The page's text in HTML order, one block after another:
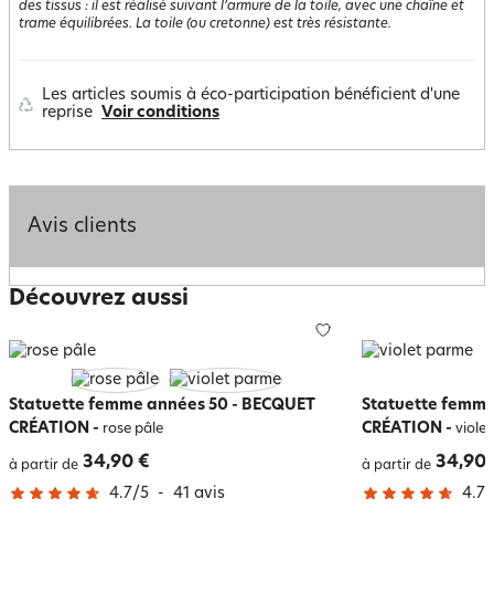
des tissus : il est réalisé suivant l’armure de la toile, avec une chaîne et
trame équilibrées. La toile (ou cretonne) est très résistante.
Les articles soumis à éco-participation bénéficient d'une
reprise Voir conditions
Avis clients
Découvrez aussi
Statuette femme années 50 - BECQUET
CRÉATION - rose pâle
à partir de 34,90 €
4.7/5 - 41 avis
Statuette femme
CRÉATION - violet
à partir de 34,90
4.7